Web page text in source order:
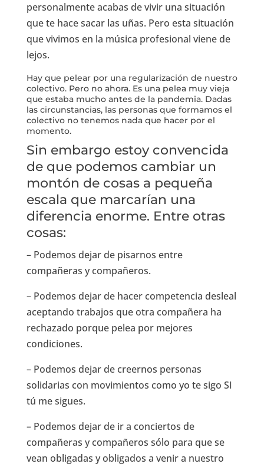
personalmente acabas de vivir una situación
que te hace sacar las uñas. Pero esta situación
que vivimos en la música profesional viene de
lejos.
Hay que pelear por una regularización de nuestro
colectivo. Pero no ahora. Es una pelea muy vieja
que estaba mucho antes de la pandemia. Dadas
las circunstancias, las personas que formamos el
colectivo no tenemos nada que hacer por el
momento.
Sin embargo estoy convencida
de que podemos cambiar un
montón de cosas a pequeña
escala que marcarían una
diferencia enorme. Entre otras
cosas:
– Podemos dejar de pisarnos entre
compañeras y compañeros.
– Podemos dejar de hacer competencia desleal
aceptando trabajos que otra compañera ha
rechazado porque pelea por mejores
condiciones.
– Podemos dejar de creernos personas
solidarias con movimientos como yo te sigo SI
tú me sigues.
– Podemos dejar de ir a conciertos de
compañeras y compañeros sólo para que se
vean obligadas y obligados a venir a nuestro